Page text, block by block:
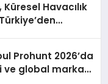
Havacılık
Prohunt 2026’da
ve global marka